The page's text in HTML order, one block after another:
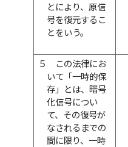
とにより、原信
号を復元するこ
とをいう。
５
この法律にお
いて「一時的保
存」とは、暗号
化信号につい
て、その復号が
なされるまでの
間に限り、一時